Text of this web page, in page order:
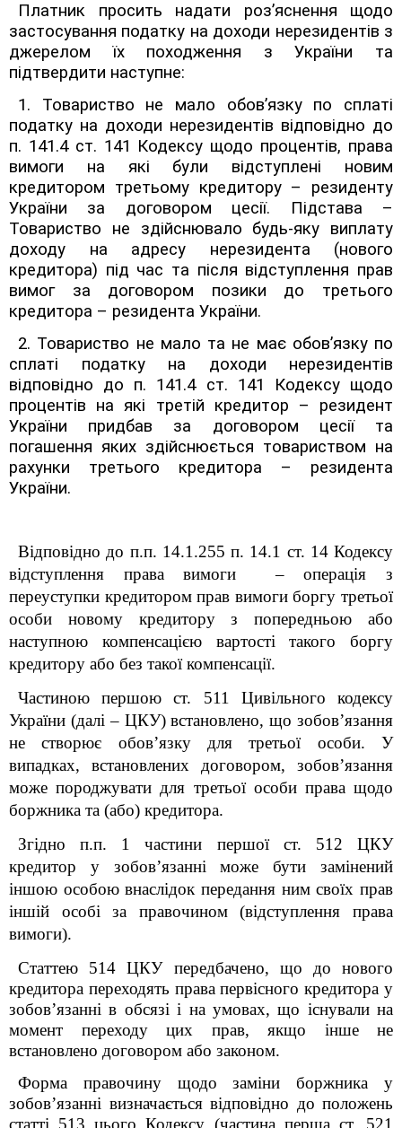
Платник просить надати роз’яснення щодо
застосування податку на доходи нерезидентів з
джерелом їх походження з України та
підтвердити наступне:
1. Товариство не мало обов’язку по сплаті
податку на доходи нерезидентів відповідно до
п. 141.4 ст. 141 Кодексу щодо процентів, права
вимоги на які були відступлені новим
кредитором третьому кредитору – резиденту
України за договором цесії. Підстава –
Товариство не здійснювало будь-яку виплату
доходу на адресу нерезидента (нового
кредитора) під час та після відступлення прав
вимог за договором позики до третього
кредитора – резидента України.
2. Товариство не мало та не має обов’язку по
сплаті податку на доходи нерезидентів
відповідно до п. 141.4 ст. 141 Кодексу щодо
процентів на які третій кредитор – резидент
України придбав за договором цесії та
погашення яких здійснюється товариством на
рахунки третього кредитора – резидента
України.
Відповідно до п.п. 14.1.255 п. 14.1 ст. 14 Кодексу
відступлення права вимоги – операція з
переуступки кредитором прав вимоги боргу третьої
особи новому кредитору з попередньою або
наступною компенсацією вартості такого боргу
кредитору або без такої компенсації.
Частиною першою ст. 511 Цивільного кодексу
України (далі – ЦКУ) встановлено, що зобов’язання
не створює обов’язку для третьої особи. У
випадках, встановлених договором, зобов’язання
може породжувати для третьої особи права щодо
боржника та (або) кредитора.
Згідно п.п. 1 частини першої ст. 512 ЦКУ
кредитор у зобов’язанні може бути замінений
іншою особою внаслідок передання ним своїх прав
іншій особі за правочином (відступлення права
вимоги).
Статтею 514 ЦКУ передбачено, що до нового
кредитора переходять права первісного кредитора у
зобов’язанні в обсязі і на умовах, що існували на
момент переходу цих прав, якщо інше не
встановлено договором або законом.
Форма правочину щодо заміни боржника у
зобов’язанні визначається відповідно до положень
статті 513 цього Кодексу (частина перша ст. 521